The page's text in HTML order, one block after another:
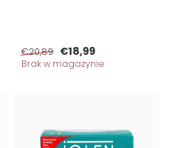
€20,89 €18,99
Brak w magazynie